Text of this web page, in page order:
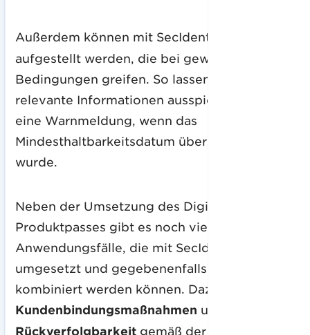
Außerdem können mit SecIdent
aufgestellt werden, die bei gewünschten
Bedingungen greifen. So lassen sich gezielt
relevante Informationen ausspielen – etwa
eine Warnmeldung, wenn das
Mindesthaltbarkeitsdatum überschritten
wurde.
Neben der Umsetzung des Digitalen
Produktpasses gibt es noch viele weitere
Anwendungsfälle, die mit SecIdent
umgesetzt und gegebenenfalls mit dem DPP
kombiniert werden können. Dazu zählen
Kundenbindungsmaßnahmen und
Rückverfolgbarkeit gemäß der EU2023/988